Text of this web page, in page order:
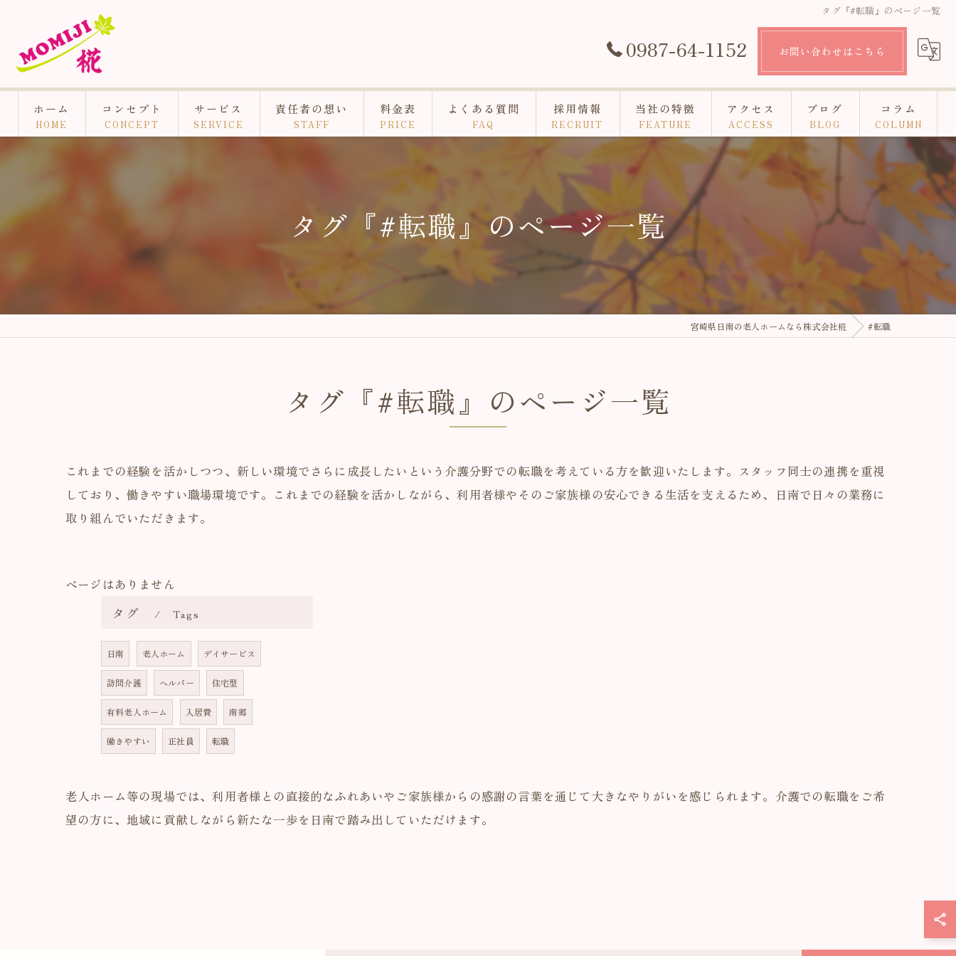
タグ『#転職』のページ一覧
0987-64-1152 お問い合わせはこちら
ホーム
HOME
コンセプト
CONCEPT
サービス
SERVICE
責任者の想い
STAFF
料金表
PRICE
よくある質問
FAQ
採用情報
RECRUIT
当社の特徴
FEATURE
串間近辺の老人ホーム
夫婦
認知症
求人
アクセス
ACCESS
ブログ
BLOG
コラム
COLUMN
タグ『#転職』のページ一覧
宮崎県日南の老人ホームなら株式会社椛 #転職
タグ『#転職』のページ一覧
これまでの経験を活かしつつ、新しい環境でさらに成長したいという介護分野での転職を考えている方を歓迎いたします。スタッフ同士の連携を重視
しており、働きやすい職場環境です。これまでの経験を活かしながら、利用者様やそのご家族様の安心できる生活を支えるため、日南で日々の業務に
取り組んでいただきます。
ページはありません
タグ Tags
日南 老人ホーム デイサービス
訪問介護 ヘルパー 住宅型
有料老人ホーム 入居費 南郷
働きやすい 正社員 転職
老人ホーム等の現場では、利用者様との直接的なふれあいやご家族様からの感謝の言葉を通じて大きなやりがいを感じられます。介護での転職をご希
望の方に、地域に貢献しながら新たな一歩を日南で踏み出していただけます。